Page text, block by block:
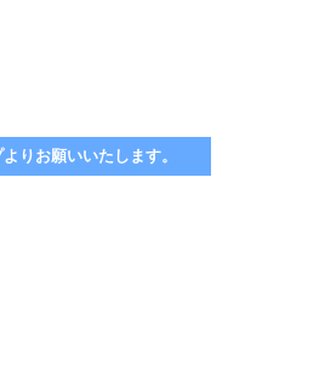
りお願いいたします。